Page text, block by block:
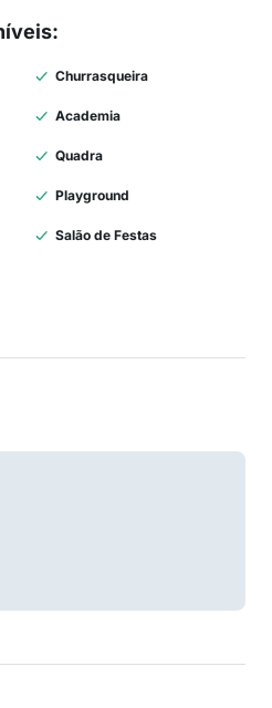
:
Churrasqueira
Academia
Quadra
Playground
Salão de Festas